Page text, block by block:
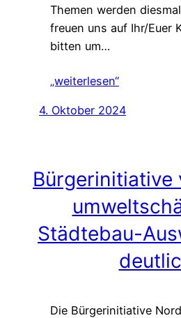
Themen werden
freuen uns auf Ihr/Euer
bitten um…
„weiterlesen“
4. Oktober 2024
Bürgerinitiative
Städtebau-
Die Bürgerinitiative